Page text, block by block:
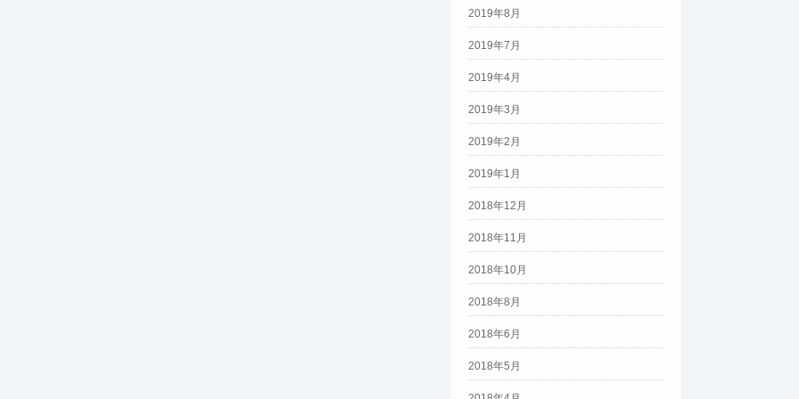
2019年8月
2019年7月
2019年4月
2019年3月
2019年2月
2019年1月
2018年12月
2018年11月
2018年10月
2018年8月
2018年6月
2018年5月